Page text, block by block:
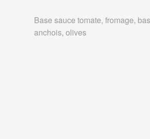
Base sauce tomate, fromage,
anchois, olives